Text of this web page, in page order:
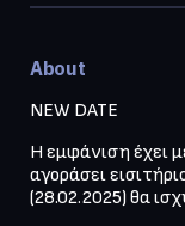
About
NEW DATE
Η εμφάνιση έχει
αγοράσει
(28.02.2025) θα